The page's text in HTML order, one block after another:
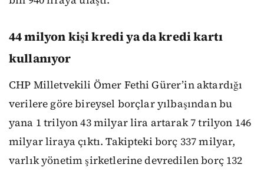
44 milyon kişi kredi ya da kredi kartı
kullanıyor
CHP Milletvekili Ömer Fethi Gürer’in aktardığı
verilere göre bireysel borçlar yılbaşından bu
yana 1 trilyon 43 milyar lira artarak 7 trilyon 146
milyar liraya çıktı. Takipteki borç 337 milyar,
varlık yönetim şirketlerine devredilen borç 132